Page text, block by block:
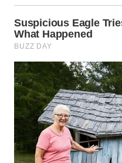
WN
WN
KALTARA
WN
KALSEL